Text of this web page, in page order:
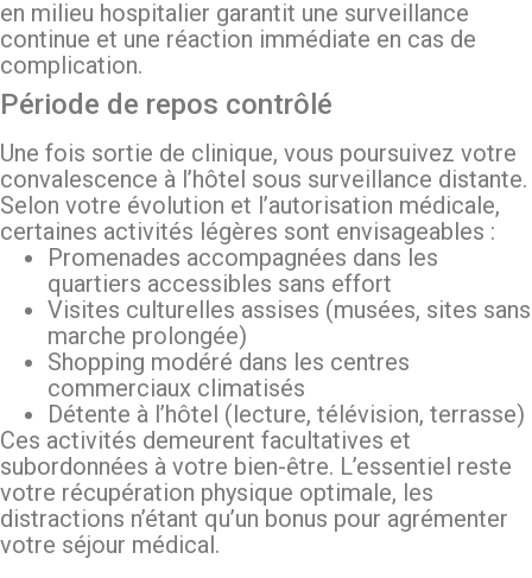
en milieu hospitalier garantit une surveillance
continue et une réaction immédiate en cas de
complication.
Période de repos contrôlé
Une fois sortie de clinique, vous poursuivez votre
convalescence à l’hôtel sous surveillance distante.
Selon votre évolution et l’autorisation médicale,
certaines activités légères sont envisageables :
Promenades accompagnées dans les
quartiers accessibles sans effort
Visites culturelles assises (musées, sites sans
marche prolongée)
Shopping modéré dans les centres
commerciaux climatisés
Détente à l’hôtel (lecture, télévision, terrasse)
Ces activités demeurent facultatives et
subordonnées à votre bien-être. L’essentiel reste
votre récupération physique optimale, les
distractions n’étant qu’un bonus pour agrémenter
votre séjour médical.